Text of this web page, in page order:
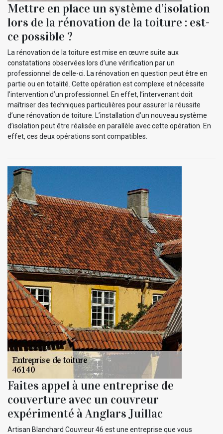
Mettre en place un système d’isolation
lors de la rénovation de la toiture : est-
ce possible ?
La rénovation de la toiture est mise en œuvre suite aux
constatations observées lors d’une vérification par un
professionnel de celle-ci. La rénovation en question peut être en
partie ou en totalité. Cette opération est complexe et nécessite
l’intervention d’un professionnel. En effet, l’intervenant doit
maîtriser des techniques particulières pour assurer la réussite
d’une rénovation de toiture. L’installation d’un nouveau système
d’isolation peut être réalisée en parallèle avec cette opération. En
effet, ces deux opérations sont compatibles.
Faites appel à une entreprise de
couverture avec un couvreur
expérimenté à Anglars Juillac
Artisan Blanchard Couvreur 46 est une entreprise que vous